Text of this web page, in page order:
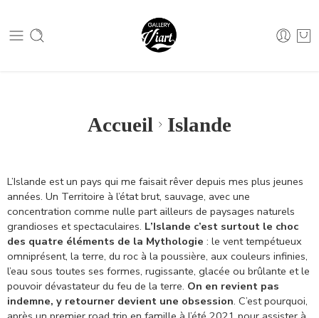
04 79 05 07 62
Accueil Islande
L’Islande est un pays qui me faisait rêver depuis mes plus jeunes
années. Un Territoire à l’état brut, sauvage, avec une
concentration comme nulle part ailleurs de paysages naturels
grandioses et spectaculaires. L’Islande c’est surtout le choc
des quatre éléments de la Mythologie : le vent tempétueux
omniprésent, la terre, du roc à la poussière, aux couleurs infinies,
l’eau sous toutes ses formes, rugissante, glacée ou brûlante et le
pouvoir dévastateur du feu de la terre. On en revient pas
indemne, y retourner devient une obsession. C’est pourquoi,